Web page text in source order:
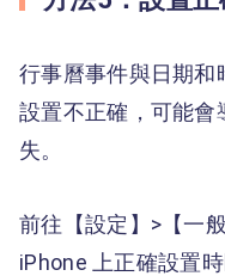
行事曆事件與日期和
設置不正確，可能會
失。
前往【設定】>【一
iPhone 上正確設置時